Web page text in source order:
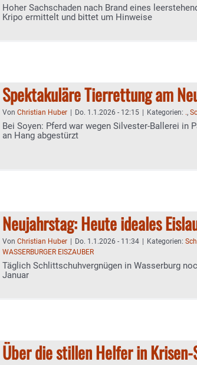
Hoher Sachschaden nach Brand eines
Kripo ermittelt und bittet um Hinweise
Spektakuläre Tierrettung am
Von Christian Huber Do. 1.1.2026 - 12:15 Kategorien: .,
Bei Soyen: Pferd war wegen Silvester-Ballerei in
an Hang abgestürzt
Neujahrstag: Heute ideales
Von Christian Huber Do. 1.1.2026 - 11:34 Kategorien:
WASSERBURGER EISZAUBER
Täglich Schlittschuhvergnügen in Wasserburg
Januar
Über die stillen Helfer in